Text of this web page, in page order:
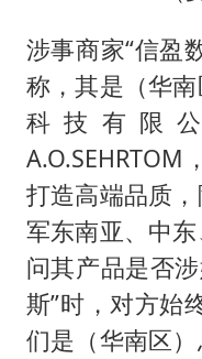
涉事商家“信盈
称，其是（华
科技有限
打造高端品质
军东南亚、中
问其产品是否
斯”时，对方始
们是（华南区